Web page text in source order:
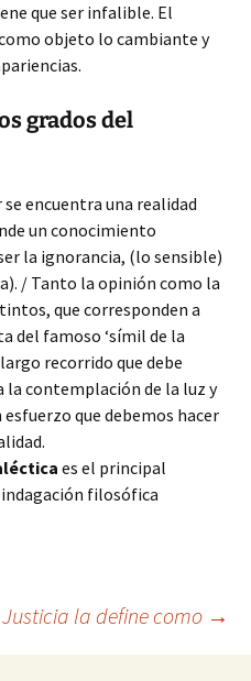
que ser infalible. El
objeto lo cambiante y
grados del
encuentra una realidad
un conocimiento
la ignorancia, (lo sensible)
/ Tanto la opinión como la
que corresponden a
del famoso ‘símil de la
recorrido que debe
contemplación de la luz y
esfuerzo que debemos hacer
es el principal
filosófica
Justicia la define como →